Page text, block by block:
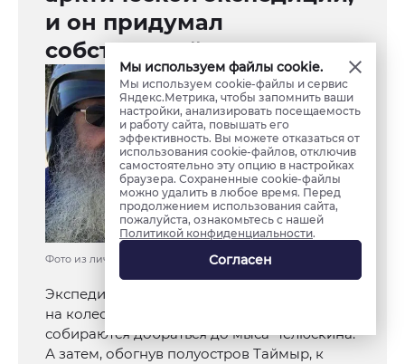
и он придумал
собственный экстрим
Фото из личного архива Андрея Меньшикова
Экспедиция «Легенды и Загадки Арктики»
на колесном плавающем вездеходе
собираются добраться до мыса Челюскина.
А затем, обогнув полуостров Таймыр, к
Мы используем файлы cookie.
Мы используем cookie-файлы и сервис
Яндекс.Метрика, чтобы запомнить ваши
настройки, анализировать посещаемость
и работу сайта, повышать его
эффективность. Вы можете отказаться от
использования cookie-файлов, отключив
самостоятельно эту опцию в настройках
браузера. Сохраненные cookie-файлы
можно удалить в любое время. Перед
продолжением использования сайта,
пожалуйста, ознакомьтесь с нашей
Политикой конфиденциальности.
Согласен